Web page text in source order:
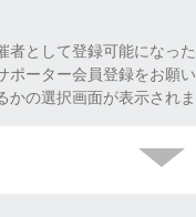
者として登録可能になっ
ポーター会員登録をお願
の選択画面が表示され